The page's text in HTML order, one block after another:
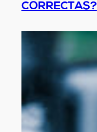
CORRECTAS?